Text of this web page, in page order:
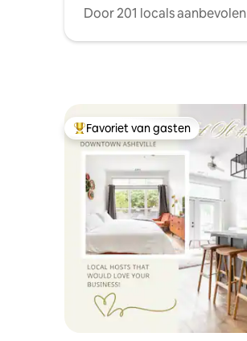
Door 201 locals aanbevolen
Topfavoriet van gasten
Favoriet van gasten